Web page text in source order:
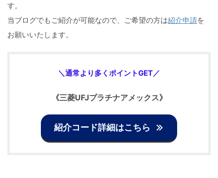
す。
当ブログでもご紹介が可能なので、ご希望の方は紹介申請を
お願いいたします。
＼通常より多くポイントGET／
《三菱UFJプラチナアメックス》
紹介コード詳細はこちら